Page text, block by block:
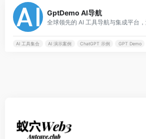
GptDemo AI导航
AI 工具集合 AI 演示案例 ChatGPT 示例 GPT Demo